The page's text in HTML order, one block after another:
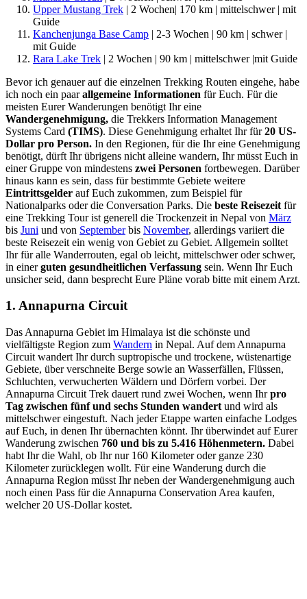
Upper Mustang Trek | 2 Wochen| 170 km | mittelschwer | mit
Guide
Kanchenjunga Base Camp | 2-3 Wochen | 90 km | schwer |
mit Guide
Rara Lake Trek | 2 Wochen | 90 km | mittelschwer |mit Guide
Bevor ich genauer auf die einzelnen Trekking Routen eingehe, habe
ich noch ein paarallgemeine Informationen für Euch. Für die
meisten Eurer Wanderungen benötigt Ihr eine
Wandergenehmigung, die Trekkers Information Management
Systems Card (TIMS). Diese Genehmigung erhaltet Ihr für20 US-
Dollar pro Person. In den Regionen, für die Ihr eine Genehmigung
benötigt, dürft Ihr übrigens nicht alleine wandern, Ihr müsst Euch in
einer Gruppe von mindestens zwei Personen fortbewegen. Darüber
hinaus kann es sein, dass für bestimmte Gebiete weitere
Eintrittsgelder auf Euch zukommen, zum Beispiel für
Nationalparks oder die Conversation Parks. Die beste Reisezeit für
eine Trekking Tour ist generell die Trockenzeit in Nepal von März
bis Juni und von Septemberbis November, allerdings variiert die
beste Reisezeit ein wenig von Gebiet zu Gebiet. Allgemein solltet
Ihr für alle Wanderrouten, egal ob leicht, mittelschwer oder schwer,
in einerguten gesundheitlichen Verfassung sein. Wenn Ihr Euch
unsicher seid, dann besprecht Eure Pläne vorab bitte mit einem Arzt.
1. Annapurna Circuit
Das Annapurna Gebiet im Himalaya ist die schönste und
vielfältigste Region zum Wandern in Nepal. Auf dem Annapurna
Circuit wandert Ihr durch suptropische und trockene, wüstenartige
Gebiete, über verschneite Berge sowie an Wasserfällen, Flüssen,
Schluchten, verwucherten Wäldern und Dörfern vorbei. Der
Annapurna Circuit Trek dauert rund zwei Wochen, wenn Ihrpro
Tag zwischen fünf und sechs Stunden wandert und wird als
mittelschwer eingestuft. Nach jeder Etappe warten einfache Lodges
auf Euch, in denen Ihr übernachten könnt. Ihr überwindet auf Eurer
Wanderung zwischen 760 und bis zu 5.416 Höhenmetern. Dabei
habt Ihr die Wahl, ob Ihr nur 160 Kilometer oder ganze 230
Kilometer zurücklegen wollt. Für eine Wanderung durch die
Annapurna Region müsst Ihr neben der Wandergenehmigung auch
noch einen Pass für die Annapurna Conservation Area kaufen,
welcher 20 US-Dollar kostet.